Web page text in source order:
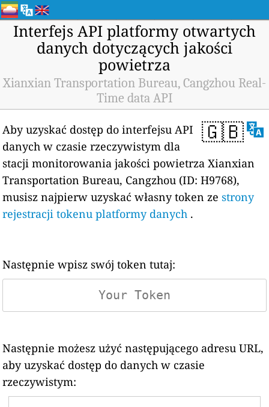
Interfejs API platformy otwartych
danych dotyczących jakości
powietrza
Xianxian Transportation Bureau, Cangzhou Real-
Time data API
🇬🇧
Aby uzyskać dostęp do interfejsu API
danych w czasie rzeczywistym dla
stacji monitorowania jakości powietrza Xianxian
Transportation Bureau, Cangzhou (ID: H9768),
musisz najpierw uzyskać własny token zestrony
rejestracji tokenu platformy danych .
Następnie wpisz swój token tutaj:
Następnie możesz użyć następującego adresu URL,
aby uzyskać dostęp do danych w czasie
rzeczywistym: